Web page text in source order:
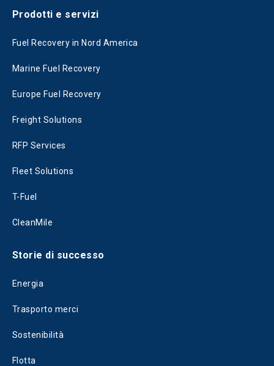
Prodotti e servizi
Fuel Recovery in Nord America
Marine Fuel Recovery
Europe Fuel Recovery
Freight Solutions
RFP Services
Fleet Solutions
T-Fuel
CleanMile
Storie di successo
Energia
Trasporto merci
Sostenibilità
Flotta